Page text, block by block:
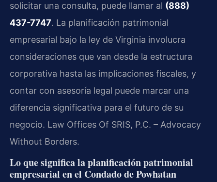
solicitar una consulta, puede llamar al (888)
437-7747. La planificación patrimonial
empresarial bajo la ley de Virginia involucra
consideraciones que van desde la estructura
corporativa hasta las implicaciones fiscales, y
contar con asesoría legal puede marcar una
diferencia significativa para el futuro de su
negocio. Law Offices Of SRIS, P.C. – Advocacy
Without Borders.
Lo que significa la planificación patrimonial
empresarial en el Condado de Powhatan